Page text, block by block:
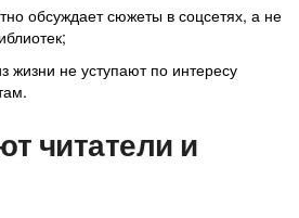
обсуждает сюжеты в соцсетях, а не
жизни не уступают по интересу
читатели и